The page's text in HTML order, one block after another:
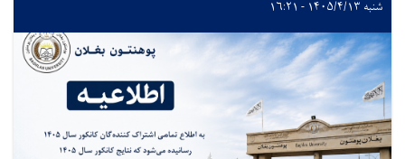
شنبه ۱۴۰۵/۴/۱۳ - ۱۶:۲۱